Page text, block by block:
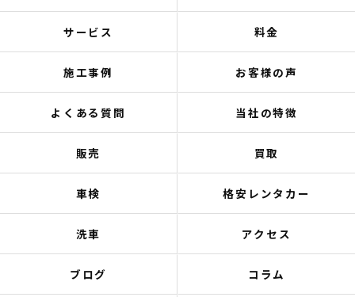
サービス 料金
施工事例 お客様の声
よくある質問 当社の特徴
販売 買取
車検 格安レンタカー
洗車 アクセス
ブログ コラム